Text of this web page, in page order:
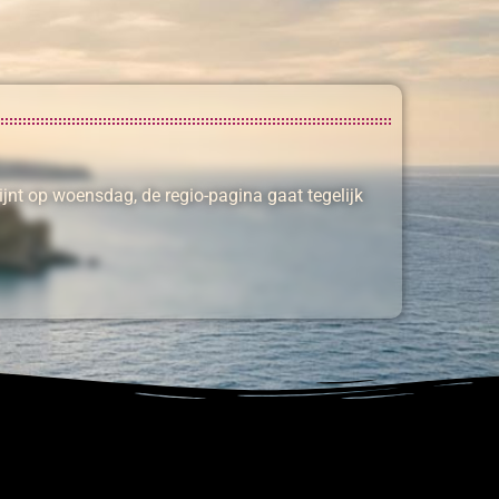
op woensdag, de regio-pagina gaat tegelijk